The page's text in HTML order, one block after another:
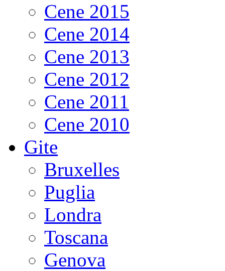
Cene 2015
Cene 2014
Cene 2013
Cene 2012
Cene 2011
Cene 2010
Gite
Bruxelles
Puglia
Londra
Toscana
Genova